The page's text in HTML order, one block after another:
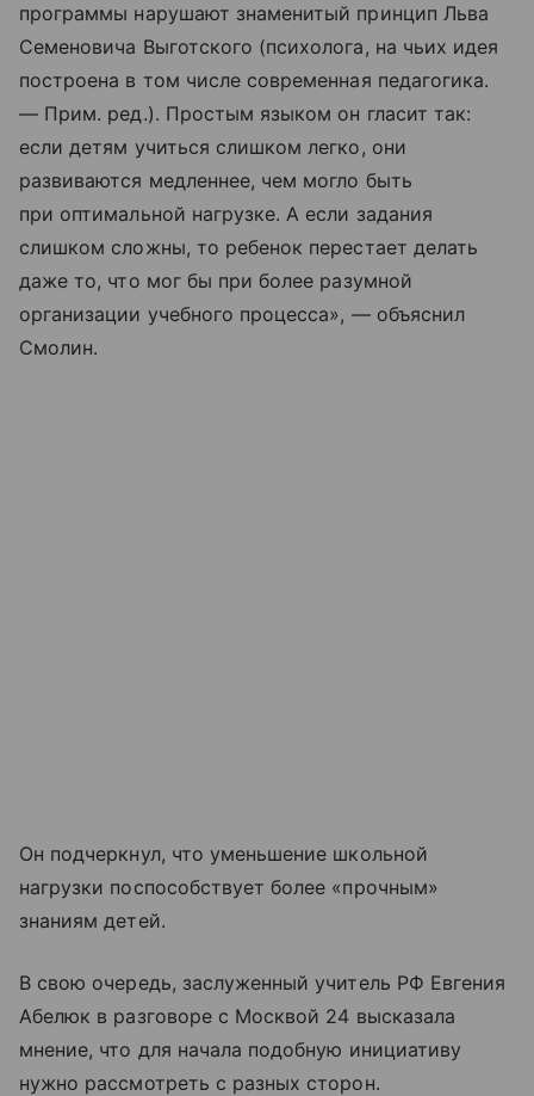
программы нарушают знаменитый принцип Льва
Семеновича Выготского (психолога, на чьих идея
построена в том числе современная педагогика.
— Прим. ред.). Простым языком он гласит так:
если детям учиться слишком легко, они
развиваются медленнее, чем могло быть
при оптимальной нагрузке. А если задания
слишком сложны, то ребенок перестает делать
даже то, что мог бы при более разумной
организации учебного процесса», — объяснил
Смолин.
Он подчеркнул, что уменьшение школьной
нагрузки поспособствует более «прочным»
знаниям детей.
В свою очередь, заслуженный учитель РФ Евгения
Абелюк в разговоре с Москвой 24 высказала
мнение, что для начала подобную инициативу
нужно рассмотреть с разных сторон.